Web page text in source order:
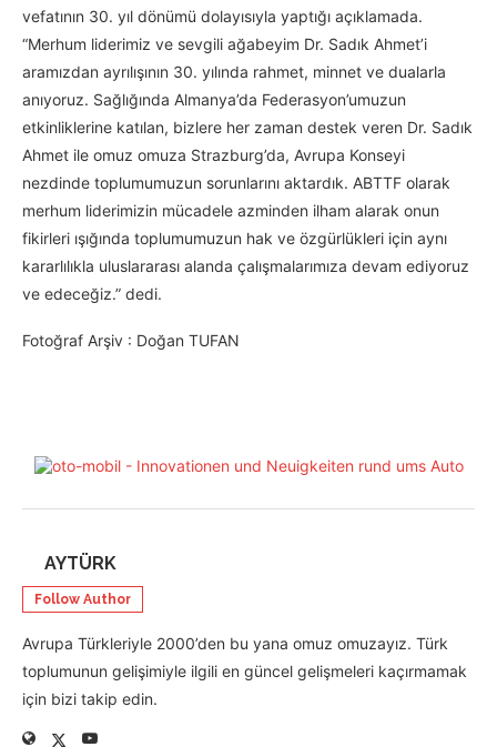
vefatının 30. yıl dönümü dolayısıyla yaptığı açıklamada.
“Merhum liderimiz ve sevgili ağabeyim Dr. Sadık Ahmet’i
aramızdan ayrılışının 30. yılında rahmet, minnet ve dualarla
anıyoruz. Sağlığında Almanya’da Federasyon’umuzun
etkinliklerine katılan, bizlere her zaman destek veren Dr. Sadık
Ahmet ile omuz omuza Strazburg’da, Avrupa Konseyi
nezdinde toplumumuzun sorunlarını aktardık. ABTTF olarak
merhum liderimizin mücadele azminden ilham alarak onun
fikirleri ışığında toplumumuzun hak ve özgürlükleri için aynı
kararlılıkla uluslararası alanda çalışmalarımıza devam ediyoruz
ve edeceğiz.” dedi.
Fotoğraf Arşiv : Doğan TUFAN
AYTÜRK
Follow Author
Avrupa Türkleriyle 2000’den bu yana omuz omuzayız. Türk
toplumunun gelişimiyle ilgili en güncel gelişmeleri kaçırmamak
için bizi takip edin.